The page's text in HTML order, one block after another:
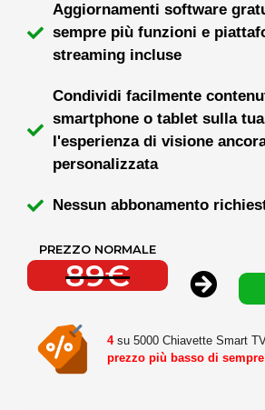
Aggiornamenti software
sempre più funzioni e
streaming incluse
Condividi facilmente
smartphone o tablet sulla
l'esperienza di visione
personalizzata
Nessun abbonamento
PREZZO NORMALE
89€
4 su 5000 Chiavette Smart
prezzo più basso di sempre